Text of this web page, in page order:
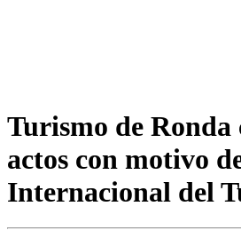
Turismo de
actos con motivo
Internacional del